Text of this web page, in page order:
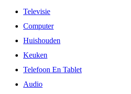
Televisie
Computer
Huishouden
Keuken
Telefoon En Tablet
Audio